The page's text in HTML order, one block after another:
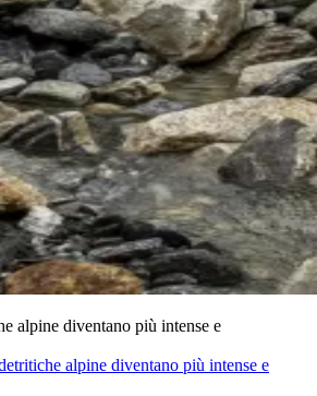
alpine diventano più intense e
alpine diventano più intense e